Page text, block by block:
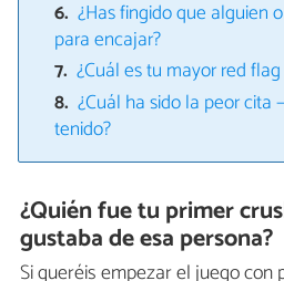
¿Has fingido que alguien
para encajar?
¿Cuál es tu mayor red
¿Cuál ha sido la peor cita
tenido?
¿Quién fue tu primer
gustaba de esa persona?
Si queréis empezar el juego